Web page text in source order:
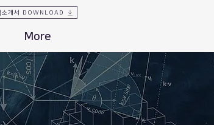
소개서 DOWNLOAD
More